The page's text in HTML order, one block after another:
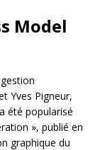
Model
Yves Pigneur,
été popularisé
», publié en
graphique du